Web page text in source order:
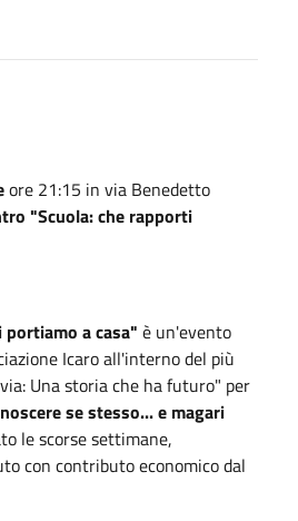
ore 21:15 in via Benedetto
"Scuola: che rapporti
a casa" è un'evento
Icaro all'interno del più
Una storia che ha futuro" per
se stesso... e magari
le scorse settimane,
con contributo economico dal